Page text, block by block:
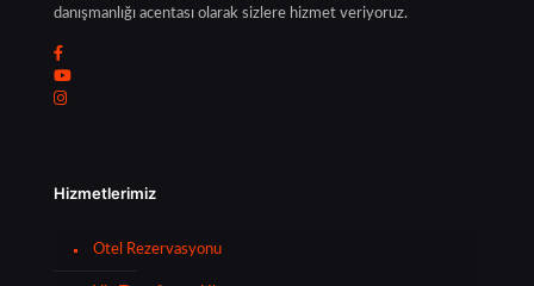
danışmanlığı acentası olarak sizlere hizmet veriyoruz.
Hizmetlerimiz
Otel Rezervasyonu